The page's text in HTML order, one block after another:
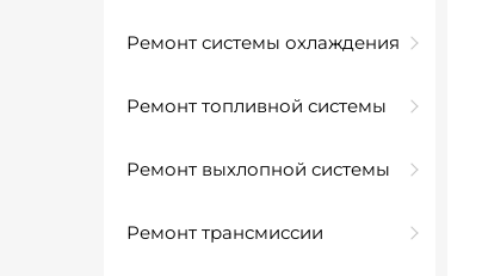
Ремонт системы охлаждения
Ремонт топливной системы
Ремонт выхлопной системы
Ремонт трансмиссии